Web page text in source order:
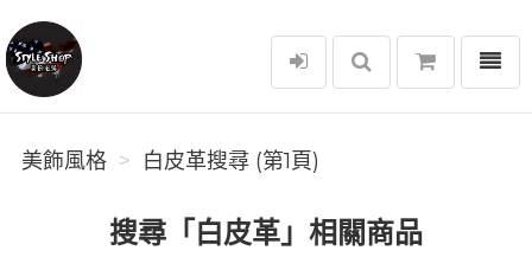
美飾風格
選單
美飾風格 白皮革搜尋 (第1頁)
搜尋「白皮革」相關商品